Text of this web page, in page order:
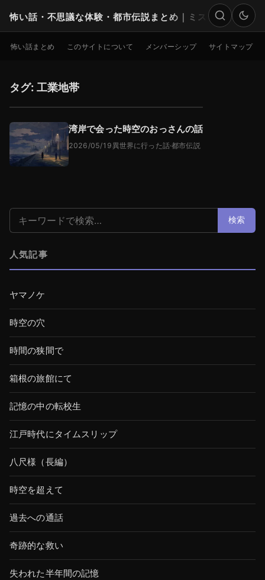
怖い話・不思議な体験・都市伝説まとめ｜ミステリー
検索
怖い話まとめ このサイトについて メンバーシップ サイトマップ
タグ: 工業地帯
湾岸で会った時空のおっさんの話
2026/05/19異世界に行った話·都市伝説
検索: 検索
人気記事
ヤマノケ
時空の穴
時間の狭間で
箱根の旅館にて
記憶の中の転校生
江戸時代にタイムスリップ
八尺様（長編）
時空を超えて
過去への通話
奇跡的な救い
失われた半年間の記憶